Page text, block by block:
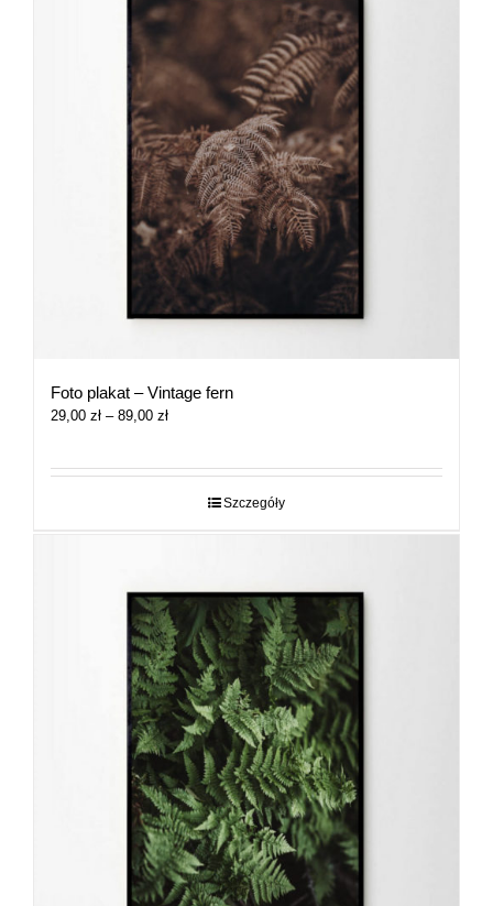
Foto plakat – Vintage fern
29,00 zł – 89,00 złZakres
29,00 zł
Szczegóły